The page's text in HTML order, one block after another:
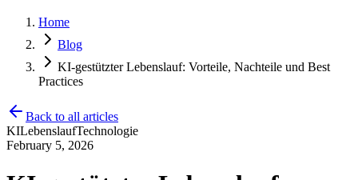
Home
Blog
KI-gestützter Lebenslauf: Vorteile, Nachteile und Best
Practices
Back to all articles
KILebenslaufTechnologie
February 5, 2026